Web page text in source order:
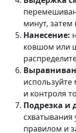
минут,
Нанесение:
ковшом или
используйте
и контроля
Подрезка и
схватывания
правилом и